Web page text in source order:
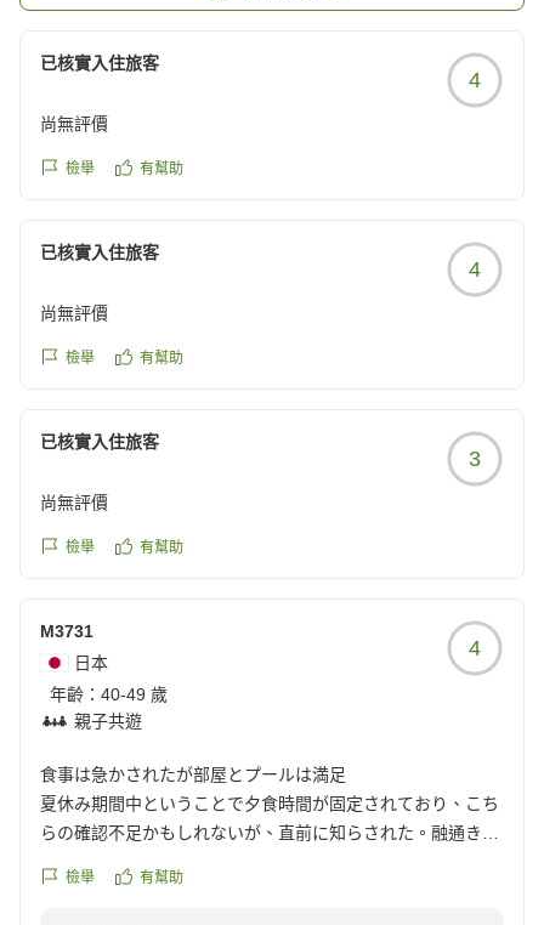
已核實入住旅客
4
尚無評價
檢舉 有幫助
已核實入住旅客
4
尚無評價
檢舉 有幫助
已核實入住旅客
3
尚無評價
檢舉 有幫助
M3731
日本
年齡： 40-49 歲
親子共遊
4
食事は急かされたが部屋とプールは満足
夏休み期間中ということで夕食時間が固定されており、こち
らの確認不足かもしれないが、直前に知らされた。融通きか
れるペースが早くてゆっくり出来なかった。ただ、スタッフ
檢舉 有幫助